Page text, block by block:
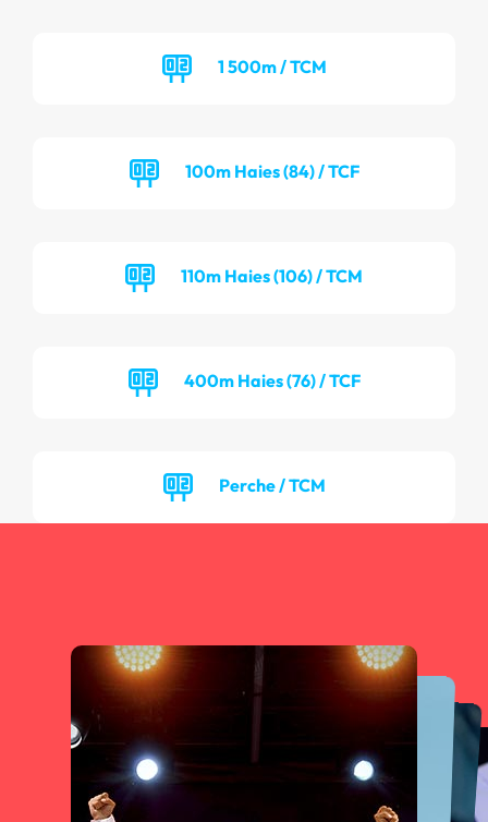
1 500m / TCM
100m Haies (84) / TCF
110m Haies (106) / TCM
400m Haies (76) / TCF
Perche / TCM